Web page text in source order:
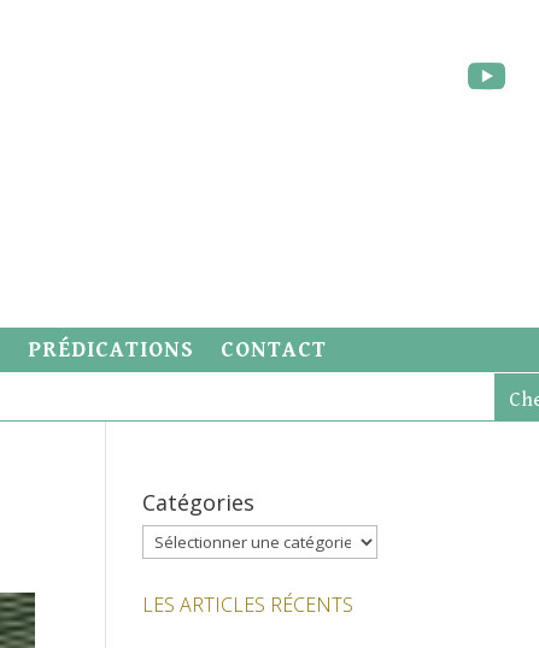
PRÉDICATIONS CONTACT
Catégories
Catégories
LES ARTICLES RÉCENTS